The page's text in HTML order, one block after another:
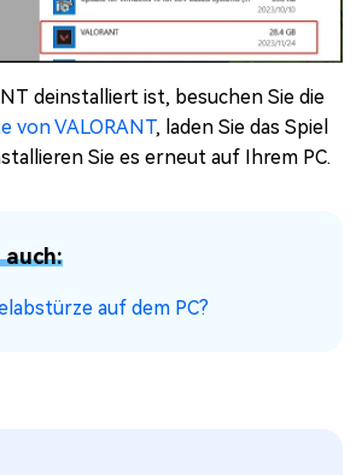
deinstalliert ist, besuchen Sie die
von VALORANT, laden Sie das Spiel
Sie es erneut auf Ihrem PC.
auch:
auf dem PC?